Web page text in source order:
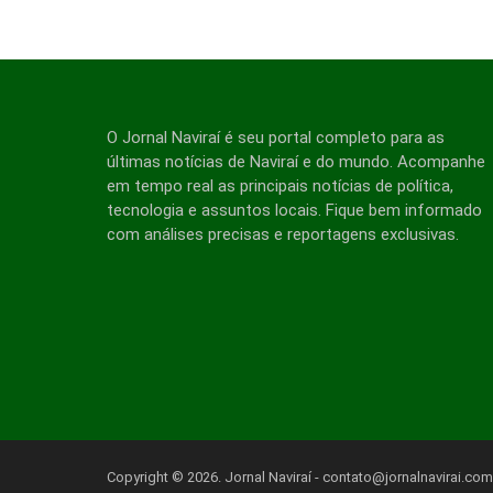
O Jornal Naviraí é seu portal completo para as
últimas notícias de Naviraí e do mundo. Acompanhe
em tempo real as principais notícias de política,
tecnologia e assuntos locais. Fique bem informado
com análises precisas e reportagens exclusivas.
Copyright © 2026. Jornal Naviraí -